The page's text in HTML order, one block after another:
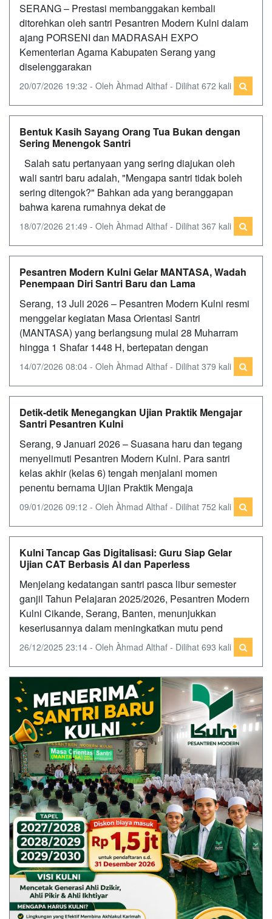
SERANG – Prestasi membanggakan kembali
ditorehkan oleh santri Pesantren Modern Kulni dalam
ajang PORSENI dan MADRASAH EXPO
Kementerian Agama Kabupaten Serang yang
diselenggarakan
20/07/2026 19:32 - Oleh Àhmad Althaf - Dilihat 672 kali
Bentuk Kasih Sayang Orang Tua Bukan dengan
Sering Menengok Santri
Salah satu pertanyaan yang sering diajukan oleh
wali santri baru adalah, "Mengapa santri tidak boleh
sering ditengok?" Bahkan ada yang beranggapan
bahwa karena rumahnya dekat de
18/07/2026 21:49 - Oleh Àhmad Althaf - Dilihat 367 kali
Pesantren Modern Kulni Gelar MANTASA, Wadah
Penempaan Diri Santri Baru dan Lama
Serang, 13 Juli 2026 – Pesantren Modern Kulni resmi
menggelar kegiatan Masa Orientasi Santri
(MANTASA) yang berlangsung mulai 28 Muharram
hingga 1 Shafar 1448 H, bertepatan dengan
14/07/2026 08:04 - Oleh Àhmad Althaf - Dilihat 379 kali
Detik-detik Menegangkan Ujian Praktik Mengajar
Santri Pesantren Kulni
Serang, 9 Januari 2026 – Suasana haru dan tegang
menyelimuti Pesantren Modern Kulni. Para santri
kelas akhir (kelas 6) tengah menjalani momen
penentu bernama Ujian Praktik Mengaja
09/01/2026 09:12 - Oleh Àhmad Althaf - Dilihat 752 kali
Kulni Tancap Gas Digitalisasi: Guru Siap Gelar
Ujian CAT Berbasis AI dan Paperless
Menjelang kedatangan santri pasca libur semester
ganjil Tahun Pelajaran 2025/2026, Pesantren Modern
Kulni Cikande, Serang, Banten, menunjukkan
keseriusannya dalam meningkatkan mutu pend
26/12/2025 23:14 - Oleh Àhmad Althaf - Dilihat 693 kali